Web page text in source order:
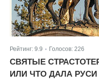
Рейтинг: 9.9 Голосов: 226
СВЯТЫЕ
ИЛИ ЧТО ДАЛА